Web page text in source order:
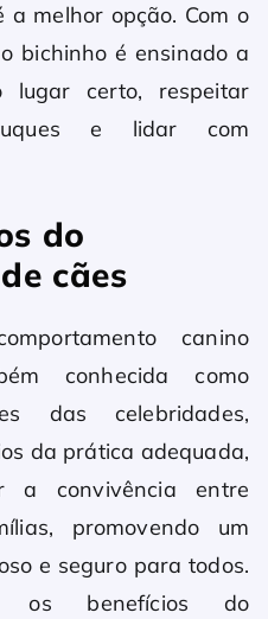
melhor opção. Com o
bichinho é ensinado a
lugar certo, respeitar
e lidar com
do
cães
canino
conhecida como
das celebridades,
da prática adequada,
a convivência entre
promovendo um
e seguro para todos.
os benefícios do